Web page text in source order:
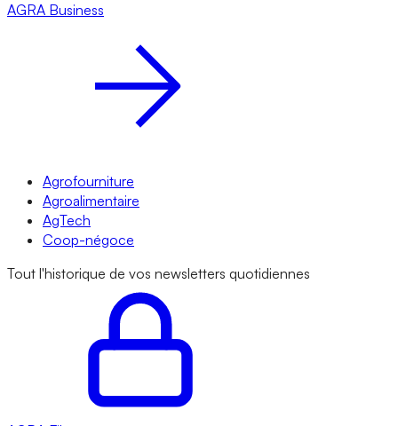
AGRA Business
Agrofourniture
Agroalimentaire
AgTech
Coop-négoce
Tout l'historique de vos newsletters quotidiennes